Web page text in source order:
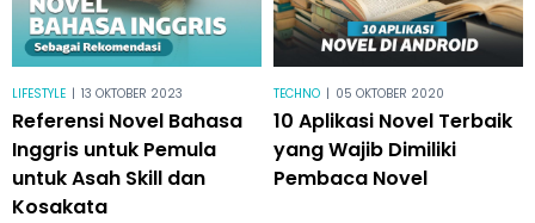
LIFESTYLE | 13 OKTOBER 2023
Referensi Novel Bahasa
Inggris untuk Pemula
untuk Asah Skill dan
Kosakata
TECHNO | 05 OKTOBER 2020
10 Aplikasi Novel Terbaik
yang Wajib Dimiliki
Pembaca Novel